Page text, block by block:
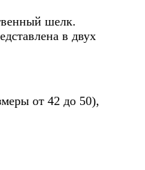
шелк.
в двух
от 42 до 50),